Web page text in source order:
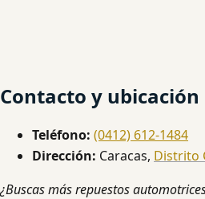
Contacto y ubicación
Teléfono: (0412) 612-1484
Dirección: Caracas, Distrito
¿Buscas más repuestos